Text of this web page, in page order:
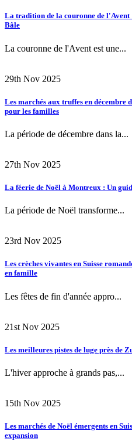
La tradition de la couronne de
Bâle
La couronne de l'Avent est une...
29th Nov 2025
Les marchés aux truffes en décembre
pour les familles
La période de décembre dans la...
27th Nov 2025
La féerie de Noël à Montreux : Un
La période de Noël transforme...
23rd Nov 2025
Les crèches vivantes en Suisse
en famille
Les fêtes de fin d'année appro...
21st Nov 2025
Les meilleures pistes de luge près de
L'hiver approche à grands pas,...
15th Nov 2025
Les marchés de Noël émergents en
expansion